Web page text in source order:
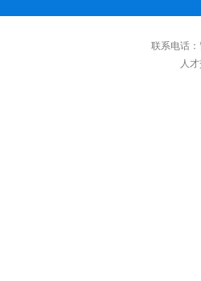
联系电话：
人